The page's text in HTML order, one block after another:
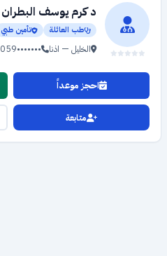
د كرم يوسف البطران
طب العائلة تأمين طبي
الخليل — اذنا 059•••••••
احجز موعداً
متابعة